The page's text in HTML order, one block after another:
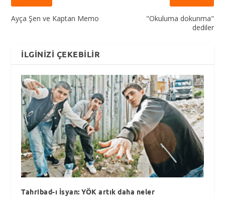
Ayça Şen ve Kaptan Memo
"Okuluma dokunma"
dediler
İLGINIZI ÇEKEBILIR
Tahribad-ı İsyan: YÖK artık daha neler